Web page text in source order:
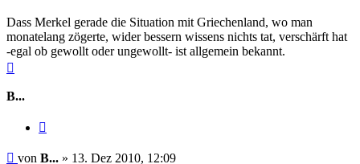
Dass Merkel gerade die Situation mit Griechenland, wo man
monatelang zögerte, wider bessern wissens nichts tat, verschärft hat
-egal ob gewollt oder ungewollt- ist allgemein bekannt.
B...
Beitrag
von B... » 13. Dez 2010, 12:09